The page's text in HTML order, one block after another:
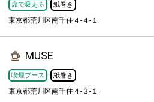
席で吸える 紙巻き
東京都荒川区南千住４-４-１
MUSE
喫煙ブース 紙巻き
東京都荒川区南千住４-３-１